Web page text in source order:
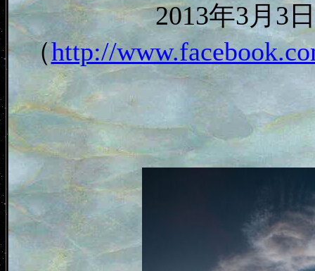
2013年3月3
（http://